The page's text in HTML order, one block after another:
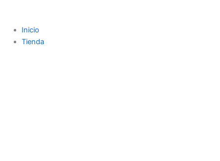
Inicio
Tienda